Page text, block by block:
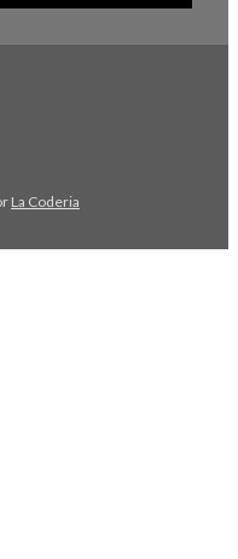
La Coderia